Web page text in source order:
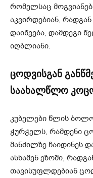
რომელსაც
აკვირდებიან,
დაიწვება, დამდეგი
იღბლიანი.
ცოდვისგან
საახალწლო
კუბელები წლის
ჭურჭელს, რამდენი
მანძილზე ჩაიდინეს
ასხამენ ეზოში,
თავისუფლდებიან